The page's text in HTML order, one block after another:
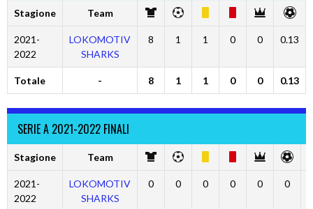
Stagione Team
2021-
2022
LOKOMOTIV
SHARKS
8 1 1 0 0 0.13
Totale - 8 1 1 0 0 0.13
SERIE A 2021-2022 FINALI
Stagione Team
2021-
2022
LOKOMOTIV
SHARKS
0 0 0 0 0 0